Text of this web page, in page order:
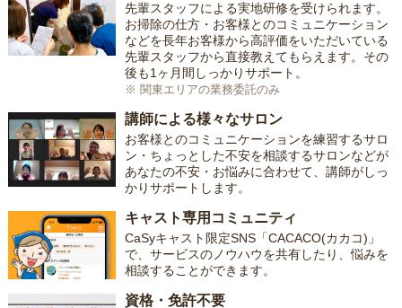
先輩スタッフによる実地研修を受けられます。
お掃除の仕方・お客様とのコミュニケーション
などを長年お客様から高評価をいただいている
先輩スタッフから直接教えてもらえます。その
後も1ヶ月間しっかりサポート。
※ 関東エリアの業務委託のみ
講師による様々なサロン
お客様とのコミュニケーションを練習するサロ
ン・ちょっとした不安を相談するサロンなどが
あなたの不安・お悩みに合わせて、講師がしっ
かりサポートします。
キャスト専用コミュニティ
CaSyキャスト限定SNS「CACACO(カカコ)」
で、サービスのノウハウを共有したり、悩みを
相談することができます。
資格・免許不要